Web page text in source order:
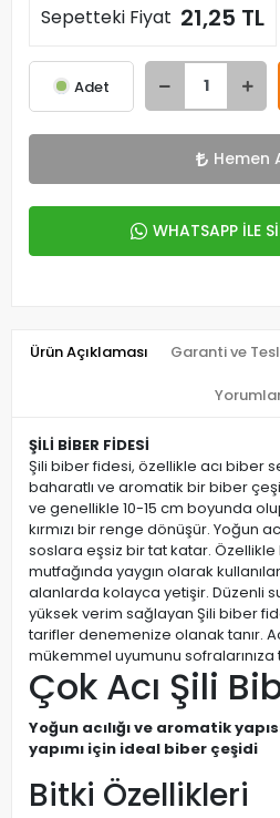
Sepetteki Fiyat 21,25 TL
Adet
Hemen
WHATSAPP İLE
Ürün Açıklaması Garanti ve
ŞİLİ BİBER FİDESİ
Şili biber fidesi, özellikle acı biber
baharatlı ve aromatik bir biber
ve genellikle 10-15 cm boyunda
kırmızı bir renge dönüşür. Yoğun
soslara eşsiz bir tat katar. Özellikle
mutfağında yaygın olarak
alanlarda kolayca yetişir. Düzenli
yüksek verim sağlayan Şili biber
tarifler denemenize olanak tanır.
mükemmel uyumunu sofralarınıza
Çok Acı Şili
Yoğun acılığı ve aromatik
yapımı için ideal biber çeşidi
Bitki Özellikleri